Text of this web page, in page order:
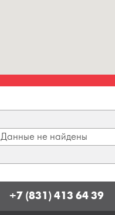
Данные не найдены
+7 (831) 413 64 39